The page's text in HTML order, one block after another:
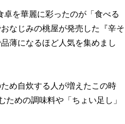
を華麗に彩ったのが「食べる
なじみの桃屋が発売した『辛そ
薄になるほど人気を集めまし
め自炊する人が増えたこの時
ための調味料や「ちょい足し」